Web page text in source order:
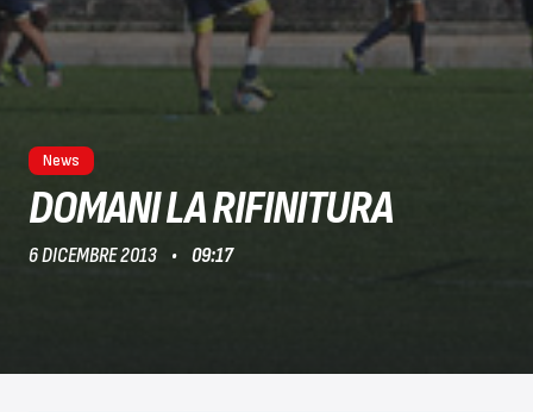
News
DOMANI LA RIFINITURA
6 DICEMBRE 2013 09:17